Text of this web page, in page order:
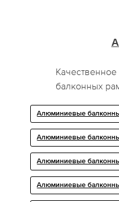
балконных
Алюминиевые
Алюминиевые
Алюминиевые
Алюминиевые